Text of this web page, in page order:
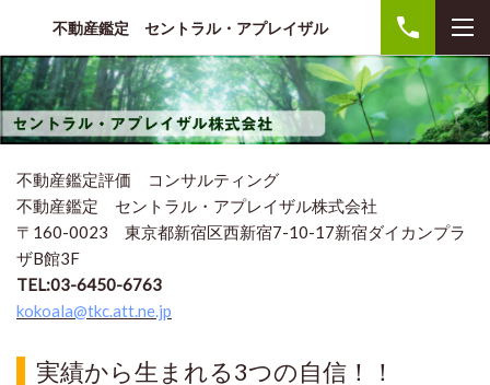
不動産鑑定 セントラル・アプレイザル
不動産鑑定評価 コンサルティング
不動産鑑定 セントラル・アプレイザル株式会社
〒160-0023 東京都新宿区西新宿7-10-17新宿ダイカンプラ
ザB館3F
TEL:03-6450-6763
kokoala@tkc.att.ne.jp
実績から生まれる3つの自信！！